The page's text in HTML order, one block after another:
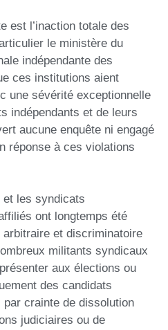
est l’inaction totale des
le ministère du
indépendante des
ces institutions aient
une sévérité exceptionnelle
indépendants et de leurs
aucune enquête ni engagé
réponse à ces violations
et les syndicats
ont longtemps été
et discriminatoire
militants syndicaux
aux élections ou
des candidats
crainte de dissolution
judiciaires ou de